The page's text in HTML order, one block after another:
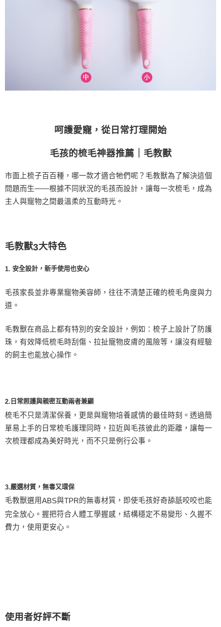
呵護愛寵，從日常打理開始
毛孩的梳毛神器推薦｜毛教獸
市面上梳子百百種，哪一款才適合牠們呢？毛教獸為了解決這個
問題而生——根據不同狀況的毛孩而設計，讓每一次梳毛，成為
主人與寵物之間最溫柔的互動時光。
毛教獸3大特色
1. 安全設計，新手使用也安心
毛孩家長並非專業寵物美容師，往往不清楚正確的梳毛角度與力
道。
毛教獸在商品上都有特別的安全設計，例如：梳子上設計了防護
珠，有效降低梳毛時刮傷、拉扯寵物皮膚的風險等，讓沒有經驗
的飼主也能放心操作。
2. 日常照護與親密互動兩者兼顧
梳毛不只是清潔保養，更是與寵物培養感情的最佳時刻。透過簡
單易上手的日常梳毛護理同時，拉近與毛孩彼此的距離，讓每一
次梳理都成為美好時光，而不只是例行公事。
3.嚴選材質，無毒又環保
毛教獸選用ABS與TPR的無毒材質，即使毛孩好奇舔舐咬咬也能
完全放心。握把符合人體工學握感，結構穩定不易變形、久握不
費力，使用更安心。
使用者好評不斷